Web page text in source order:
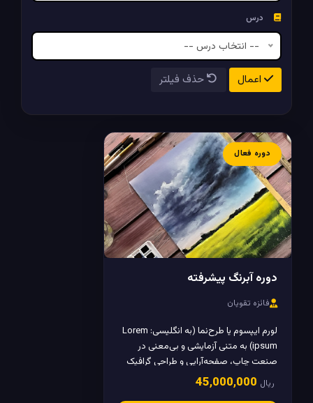
درس
-- انتخاب درس --
اعمال حذف فیلتر
دوره فعال
دوره آبرنگ پیشرفته
فائزه تقویان
لورم ایپسوم یا طرح‌نما (به انگلیسی: Lorem
ipsum) به متنی آزمایشی و بی‌معنی در
صنعت چاپ، صفحه‌آرایی و طراحی گرافیک
گفته می‌شود.
45٬000٬000 ریال